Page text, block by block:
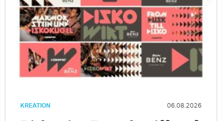
KREATION 06.08.2026